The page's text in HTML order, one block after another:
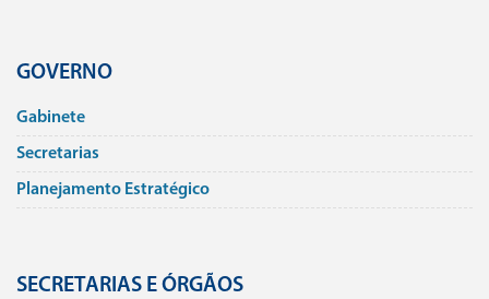
GOVERNO
Gabinete
Secretarias
Planejamento Estratégico
SECRETARIAS E ÓRGÃOS